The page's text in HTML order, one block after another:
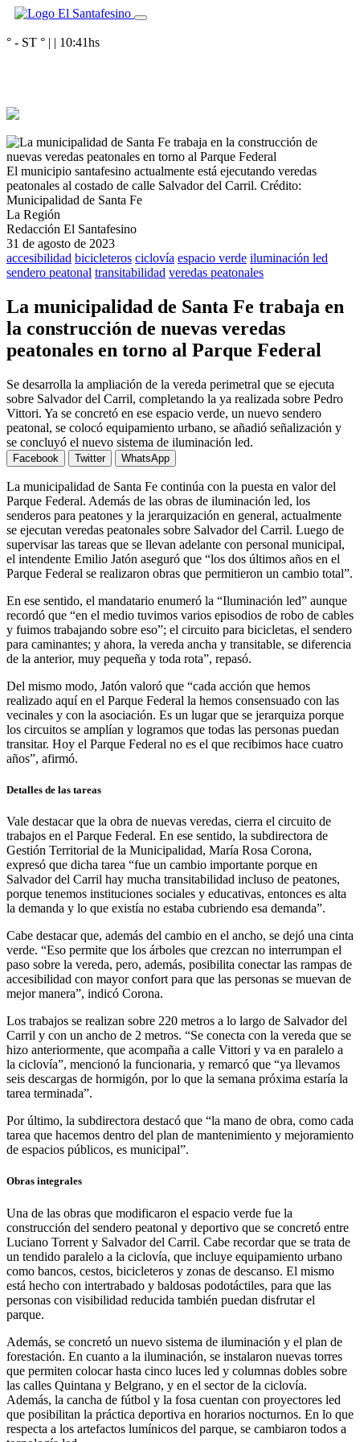
° - ST ° | | 10:41hs
El municipio santafesino actualmente está ejecutando veredas
peatonales al costado de calle Salvador del Carril. Crédito:
Municipalidad de Santa Fe
La Región
Redacción El Santafesino
31 de agosto de 2023
accesibilidad bicicleteros ciclovía espacio verde iluminación led
sendero peatonal transitabilidad veredas peatonales
La municipalidad de Santa Fe trabaja en
la construcción de nuevas veredas
peatonales en torno al Parque Federal
Se desarrolla la ampliación de la vereda perimetral que se ejecuta
sobre Salvador del Carril, completando la ya realizada sobre Pedro
Vittori. Ya se concretó en ese espacio verde, un nuevo sendero
peatonal, se colocó equipamiento urbano, se añadió señalización y
se concluyó el nuevo sistema de iluminación led.
Facebook Twitter WhatsApp
La municipalidad de Santa Fe continúa con la puesta en valor del
Parque Federal. Además de las obras de iluminación led, los
senderos para peatones y la jerarquización en general, actualmente
se ejecutan veredas peatonales sobre Salvador del Carril. Luego de
supervisar las tareas que se llevan adelante con personal municipal,
el intendente Emilio Jatón aseguró que “los dos últimos años en el
Parque Federal se realizaron obras que permitieron un cambio total”.
En ese sentido, el mandatario enumeró la “Iluminación led” aunque
recordó que “en el medio tuvimos varios episodios de robo de cables
y fuimos trabajando sobre eso”; el circuito para bicicletas, el sendero
para caminantes; y ahora, la vereda ancha y transitable, se diferencia
de la anterior, muy pequeña y toda rota”, repasó.
Del mismo modo, Jatón valoró que “cada acción que hemos
realizado aquí en el Parque Federal la hemos consensuado con las
vecinales y con la asociación. Es un lugar que se jerarquiza porque
los circuitos se amplían y logramos que todas las personas puedan
transitar. Hoy el Parque Federal no es el que recibimos hace cuatro
años”, afirmó.
Detalles de las tareas
Vale destacar que la obra de nuevas veredas, cierra el circuito de
trabajos en el Parque Federal. En ese sentido, la subdirectora de
Gestión Territorial de la Municipalidad, María Rosa Corona,
expresó que dicha tarea “fue un cambio importante porque en
Salvador del Carril hay mucha transitabilidad incluso de peatones,
porque tenemos instituciones sociales y educativas, entonces es alta
la demanda y lo que existía no estaba cubriendo esa demanda”.
Cabe destacar que, además del cambio en el ancho, se dejó una cinta
verde. “Eso permite que los árboles que crezcan no interrumpan el
paso sobre la vereda, pero, además, posibilita conectar las rampas de
accesibilidad con mayor confort para que las personas se muevan de
mejor manera”, indicó Corona.
Los trabajos se realizan sobre 220 metros a lo largo de Salvador del
Carril y con un ancho de 2 metros. “Se conecta con la vereda que se
hizo anteriormente, que acompaña a calle Vittori y va en paralelo a
la ciclovía”, mencionó la funcionaria, y remarcó que “ya llevamos
seis descargas de hormigón, por lo que la semana próxima estaría la
tarea terminada”.
Por último, la subdirectora destacó que “la mano de obra, como cada
tarea que hacemos dentro del plan de mantenimiento y mejoramiento
de espacios públicos, es municipal”.
Obras integrales
Una de las obras que modificaron el espacio verde fue la
construcción del sendero peatonal y deportivo que se concretó entre
Luciano Torrent y Salvador del Carril. Cabe recordar que se trata de
un tendido paralelo a la ciclovía, que incluye equipamiento urbano
como bancos, cestos, bicicleteros y zonas de descanso. El mismo
está hecho con intertrabado y baldosas podotáctiles, para que las
personas con visibilidad reducida también puedan disfrutar el
parque.
Además, se concretó un nuevo sistema de iluminación y el plan de
forestación. En cuanto a la iluminación, se instalaron nuevas torres
que permiten colocar hasta cinco luces led y columnas dobles sobre
las calles Quintana y Belgrano, y en el sector de la ciclovía.
Además, la cancha de fútbol y la fosa cuentan con proyectores led
que posibilitan la práctica deportiva en horarios nocturnos. En lo que
respecta a los artefactos lumínicos del parque, se cambiaron todos a